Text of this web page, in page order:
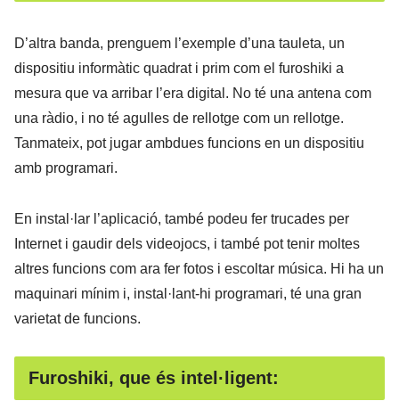
D’altra banda, prenguem l’exemple d’una tauleta, un
dispositiu informàtic quadrat i prim com el furoshiki a
mesura que va arribar l’era digital. No té una antena com
una ràdio, i no té agulles de rellotge com un rellotge.
Tanmateix, pot jugar ambdues funcions en un dispositiu
amb programari.
En instal·lar l’aplicació, també podeu fer trucades per
Internet i gaudir dels videojocs, i també pot tenir moltes
altres funcions com ara fer fotos i escoltar música. Hi ha un
maquinari mínim i, instal·lant-hi programari, té una gran
varietat de funcions.
Furoshiki, que és intel·ligent: